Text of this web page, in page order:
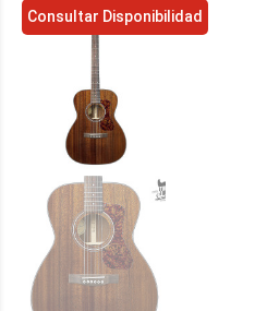
Consultar Disponibilidad